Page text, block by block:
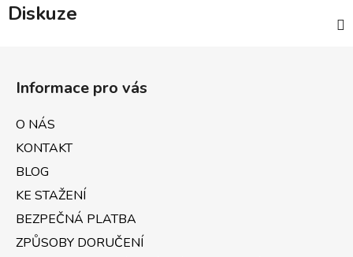
Diskuze
Informace pro vás
O NÁS
KONTAKT
BLOG
KE STAŽENÍ
BEZPEČNÁ PLATBA
ZPŮSOBY DORUČENÍ